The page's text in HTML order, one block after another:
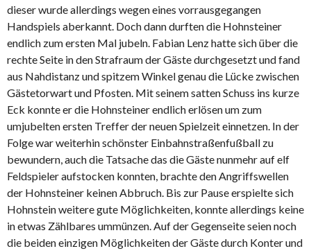
dieser wurde allerdings wegen eines vorrausgegangen
Handspiels aberkannt. Doch dann durften die Hohnsteiner
endlich zum ersten Mal jubeln. Fabian Lenz hatte sich über die
rechte Seite in den Strafraum der Gäste durchgesetzt und fand
aus Nahdistanz und spitzem Winkel genau die Lücke zwischen
Gästetorwart und Pfosten. Mit seinem satten Schuss ins kurze
Eck konnte er die Hohnsteiner endlich erlösen um zum
umjubelten ersten Treffer der neuen Spielzeit einnetzen. In der
Folge war weiterhin schönster Einbahnstraßenfußball zu
bewundern, auch die Tatsache das die Gäste nunmehr auf elf
Feldspieler aufstocken konnten, brachte den Angriffswellen
der Hohnsteiner keinen Abbruch. Bis zur Pause erspielte sich
Hohnstein weitere gute Möglichkeiten, konnte allerdings keine
in etwas Zählbares ummünzen. Auf der Gegenseite seien noch
die beiden einzigen Möglichkeiten der Gäste durch Konter und